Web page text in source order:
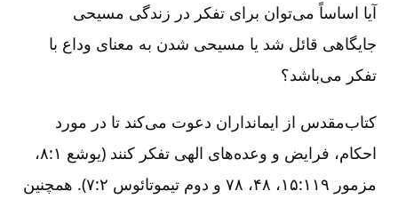
آیا اساساً می‌توان برای تفکر در زندگی مسیحی
جایگاهی قائل شد یا مسیحی شدن به معنای وداع با
تفکر می‌باشد؟
کتاب‌مقدس از ایمانداران دعوت می‌کند تا در مورد
احکام‌، فرایض و وعده‌های الهی تفکر کنند (یوشع ۱:‏۸،
مزمور ۱۱۹:‏۱۵، ۴۸، ۷۸ و دوم تیموتائوس ۲:‏۷). همچنین